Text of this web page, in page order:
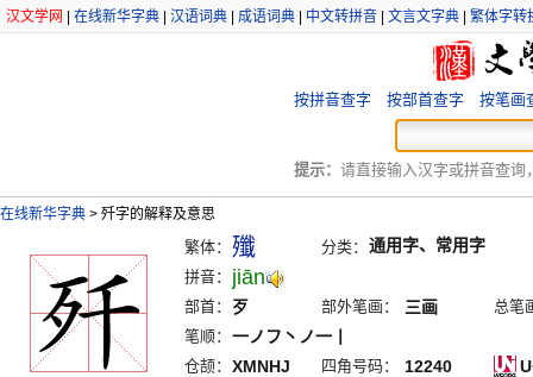
汉文学网 在线新华字典 汉语词典 成语词典 中文转拼音 文言文字典 繁体字转
按拼音查字 按部首查字 按笔画
提示： 请直接输入汉字或拼音查询
在线新华字典 > 歼字的解释及意思
繁体： 殲 分类： 通用字、常用字
拼音： jiān
部首： 歹 部外笔画： 三画
总笔
笔顺： 一ノフ丶ノ一丨
仓颉： XMNHJ 四角号码： 12240